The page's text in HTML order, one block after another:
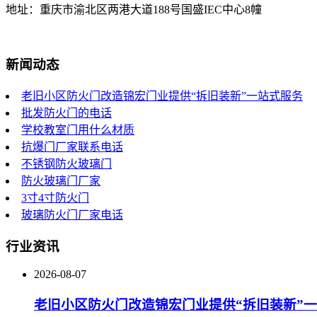
地址：重庆市渝北区两港大道188号国盛IEC中心8幢
新闻动态
老旧小区防火门改造锦宏门业提供“拆旧装新”一站式服务
批发防火门的电话
学校教室门用什么材质
抗爆门厂家联系电话
不锈钢防火玻璃门
防火玻璃门厂家
3寸4寸防火门
玻璃防火门厂家电话
行业资讯
2026-08-07
老旧小区防火门改造锦宏门业提供“拆旧装新”